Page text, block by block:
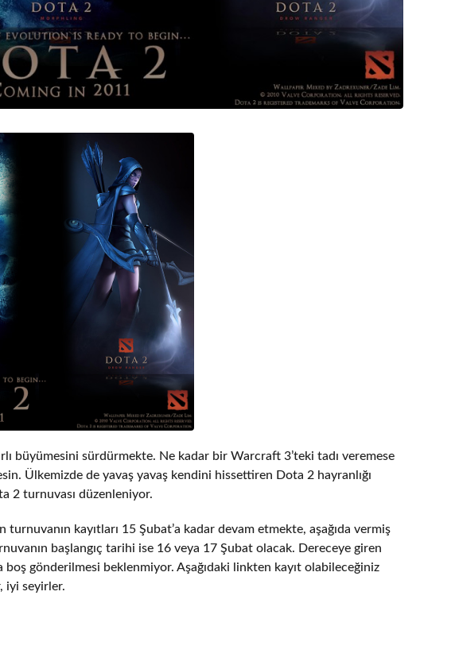
büyümesini sürdürmekte. Ne kadar bir Warcraft 3’teki tadı veremese
Ülkemizde de yavaş yavaş kendini hissettiren Dota 2 hayranlığı
2 turnuvası düzenleniyor.
kayıtları 15 Şubat’a kadar devam etmekte, aşağıda vermiş
başlangıç tarihi ise 16 veya 17 Şubat olacak. Dereceye giren
boş gönderilmesi beklenmiyor. Aşağıdaki linkten kayıt olabileceğiniz
iyi seyirler.